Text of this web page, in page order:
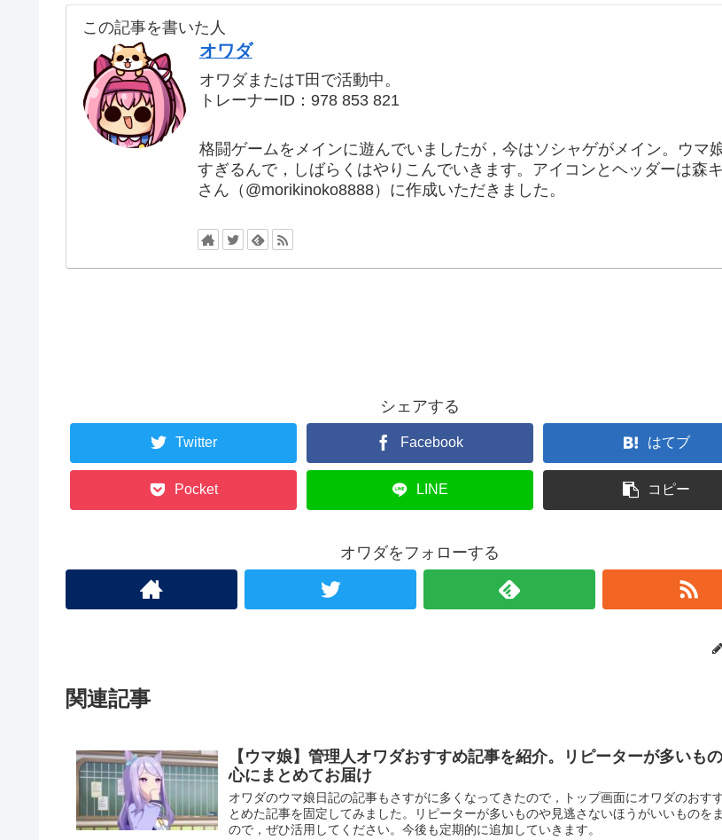
この記事を書いた人
オワダ
オワダまたはT田で活動中。
トレーナーID：978 853 821
格闘ゲームをメインに遊んでいましたが，今はソシャゲがメイン。ウマ
すぎるんで，しばらくはやりこんでいきます。アイコンとヘッダーは森
さん（@morikinoko8888）に作成いただきました。
シェアする
Twitter Facebook はてブ
Pocket LINE コピー
オワダをフォローする
関連記事
【ウマ娘】管理人オワダおすすめ記事を紹介。リピーターが多いも
心にまとめてお届け
オワダのウマ娘日記の記事もさすがに多くなってきたので，トップ画面にオワダのおす
とめた記事を固定してみました。リピーターが多いものや見逃さないほうがいいものを
ので，ぜひ活用してください。今後も定期的に追加していきます。